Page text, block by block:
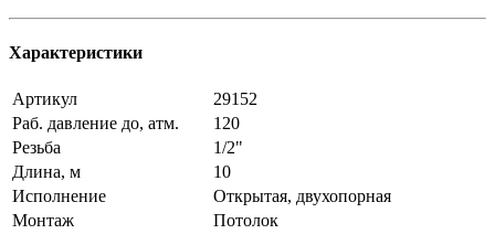
Характеристики
Артикул
29152
Раб. давление до, атм.
120
Резьба
1/2"
Длина, м
10
Исполнение
Открытая, двухопорная
Монтаж
Потолок